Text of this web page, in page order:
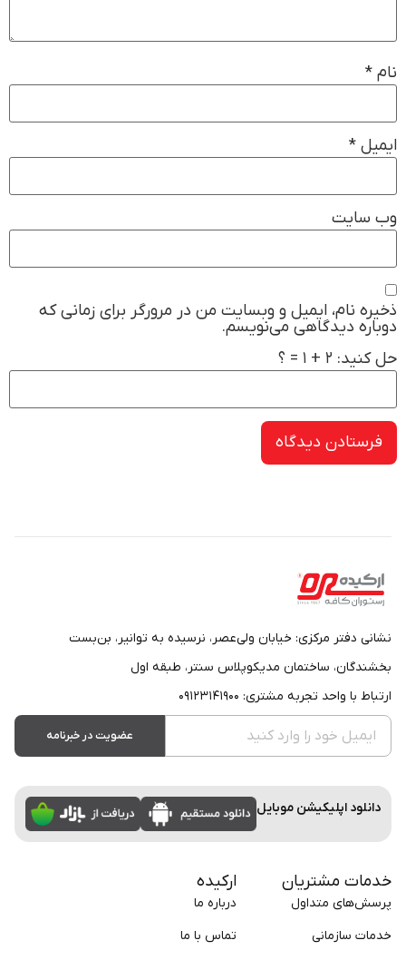
نام *
ایمیل *
وب‌ سایت
ذخیره نام، ایمیل و وبسایت من در مرورگر برای زمانی که
دوباره دیدگاهی می‌نویسم.
حل کنید: ۲ + ۱ = ؟
نشانی دفتر مرکزی: خیابان ولی‌عصر، نرسیده به توانیر، بن‌بست
بخشندگان، ساختمان مدیکوپلاس سنتر، طبقه اول
ارتباط با واحد تجربه مشتری: ۰۹۱۲۳۱۴۱۹۰۰
عضویت در خبرنامه
دانلود اپلیکیشن موبایل
خدمات مشتریان
پرسش‌های متداول
خدمات سازمانی
ارکیده
درباره ما
تماس با ما